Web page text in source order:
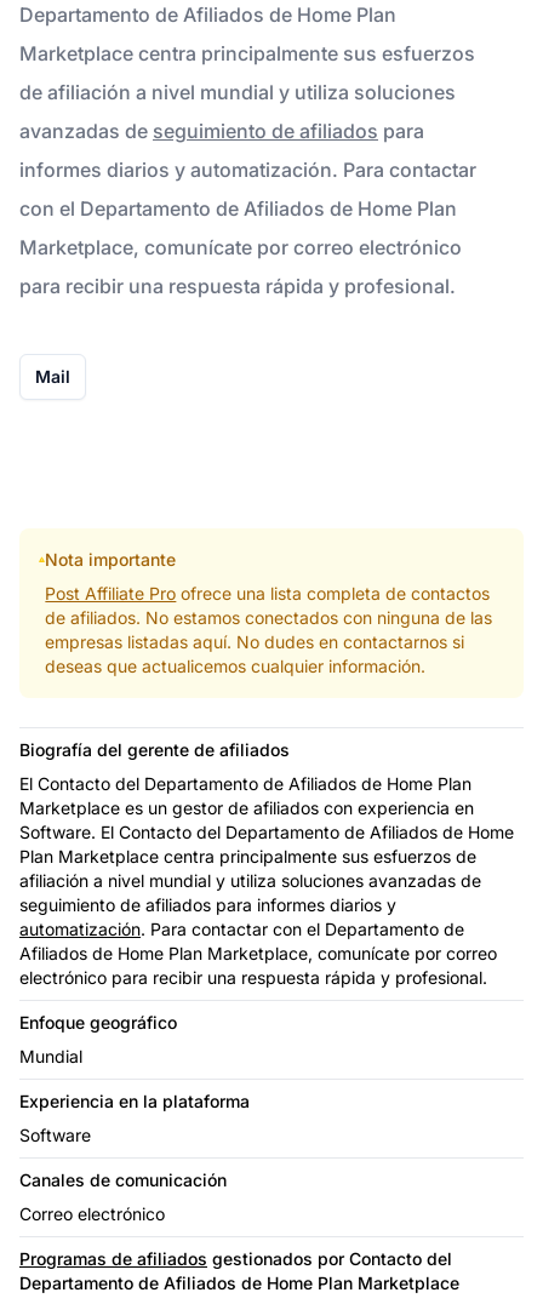
Departamento de Afiliados de Home Plan
Marketplace centra principalmente sus esfuerzos
de afiliación a nivel mundial y utiliza soluciones
avanzadas de seguimiento de afiliados para
informes diarios y automatización. Para contactar
con el Departamento de Afiliados de Home Plan
Marketplace, comunícate por correo electrónico
para recibir una respuesta rápida y profesional.
Mail
Nota importante
Post Affiliate Pro ofrece una lista completa de contactos
de afiliados. No estamos conectados con ninguna de las
empresas listadas aquí. No dudes en contactarnos si
deseas que actualicemos cualquier información.
Biografía del gerente de afiliados
El Contacto del Departamento de Afiliados de Home Plan
Marketplace es un gestor de afiliados con experiencia en
Software. El Contacto del Departamento de Afiliados de Home
Plan Marketplace centra principalmente sus esfuerzos de
afiliación a nivel mundial y utiliza soluciones avanzadas de
seguimiento de afiliados para informes diarios y
automatización. Para contactar con el Departamento de
Afiliados de Home Plan Marketplace, comunícate por correo
electrónico para recibir una respuesta rápida y profesional.
Enfoque geográfico
Mundial
Experiencia en la plataforma
Software
Canales de comunicación
Correo electrónico
Programas de afiliados gestionados por Contacto del
Departamento de Afiliados de Home Plan Marketplace